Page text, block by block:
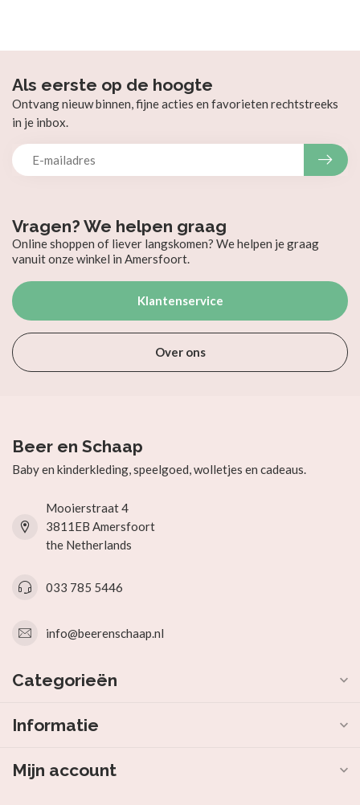
Vragen? We helpen graag
Online shoppen of liever langskomen? We helpen je graag
vanuit onze winkel in Amersfoort.
Klantenservice
Over ons
Als eerste op de hoogte
Ontvang nieuw binnen, fijne acties en favorieten rechtstreeks
in je inbox.
Beer en Schaap
Baby en kinderkleding, speelgoed, wolletjes en cadeaus.
Mooierstraat 4
3811EB Amersfoort
the Netherlands
033 785 5446
info@beerenschaap.nl
Categorieën
Informatie
Mijn account